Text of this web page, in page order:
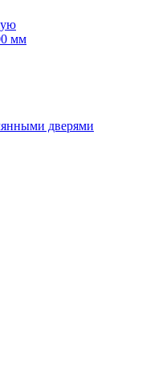
мм
дверями